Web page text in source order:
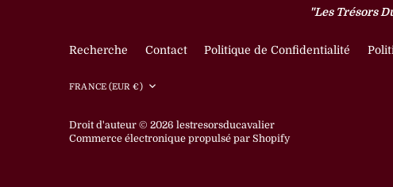
"Les Trésors
Recherche Contact Politique de Confidentialité
Devise
FRANCE (EUR €)
Droit d'auteur © 2026lestresorsducavalier
Commerce électronique propulsé par Shopify